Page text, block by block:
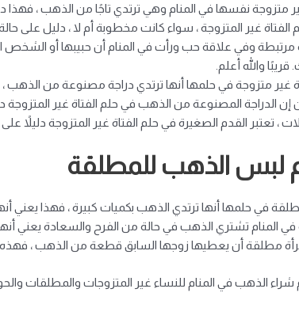
متزوجة نفسها في المنام وهي ترتدي تاجًا من الذهب ، فهذا
غير المتزوجة ، سواء كانت مخطوبة أم لا ، دليل على
مرتبطة وفي علاقة حب ورأت في المنام أن حبيبها أو
والله أعلم.
غير متزوجة في حلمها أنها ترتدي دراجة مصنوعة من
إن الدراجة المصنوعة من الذهب في حلم الفتاة غير المتزوجة
، تعتبر القدم الصغيرة في حلم الفتاة غير المتزوجة دليلاً
لبس الذهب للمطلقة
في حلمها أنها ترتدي الذهب بكميات كبيرة ، فهذا
المنام تشتري الذهب في حالة من الفرح والسعادة يعني أنها
مطلقة أن يعطيها زوجها السابق قطعة من الذهب ،
الذهب في المنام للنساء غير المتزوجات والمطلقات